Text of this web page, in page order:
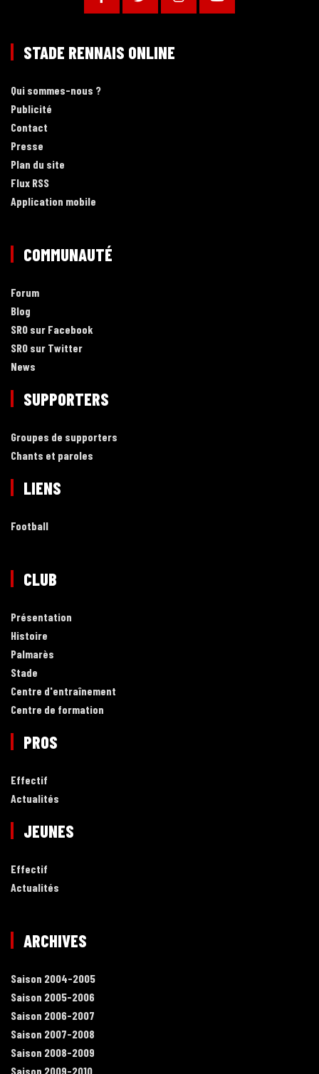
STADE RENNAIS ONLINE
Qui sommes-nous ?
Publicité
Contact
Presse
Plan du site
Flux RSS
Application mobile
COMMUNAUTÉ
Forum
Blog
SRO sur Facebook
SRO sur Twitter
News
SUPPORTERS
Groupes de supporters
Chants et paroles
LIENS
Football
CLUB
Présentation
Histoire
Palmarès
Stade
Centre d'entraînement
Centre de formation
PROS
Effectif
Actualités
JEUNES
Effectif
Actualités
ARCHIVES
Saison 2004-2005
Saison 2005-2006
Saison 2006-2007
Saison 2007-2008
Saison 2008-2009
Saison 2009-2010